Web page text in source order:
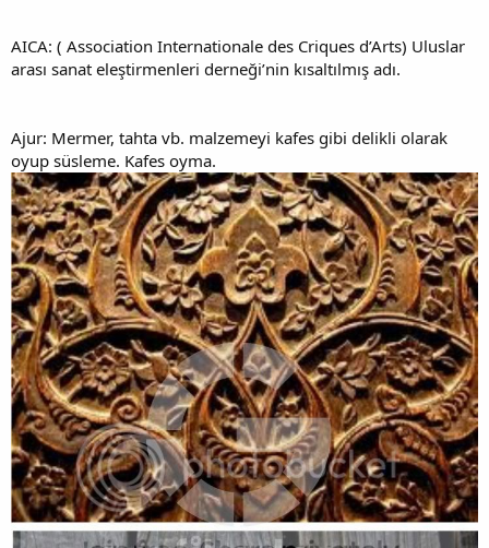
AICA: ( Association Internationale des Criques d’Arts) Uluslar
arası sanat eleştirmenleri derneği’nin kısaltılmış adı.
Ajur: Mermer, tahta vb. malzemeyi kafes gibi delikli olarak
oyup süsleme. Kafes oyma.